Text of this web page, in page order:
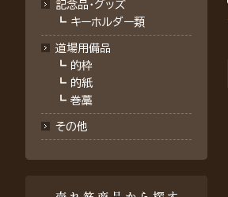
記念品・グッズ
┗ キーホルダー類
道場用備品
┗ 的枠
┗ 的紙
┗ 巻藁
その他